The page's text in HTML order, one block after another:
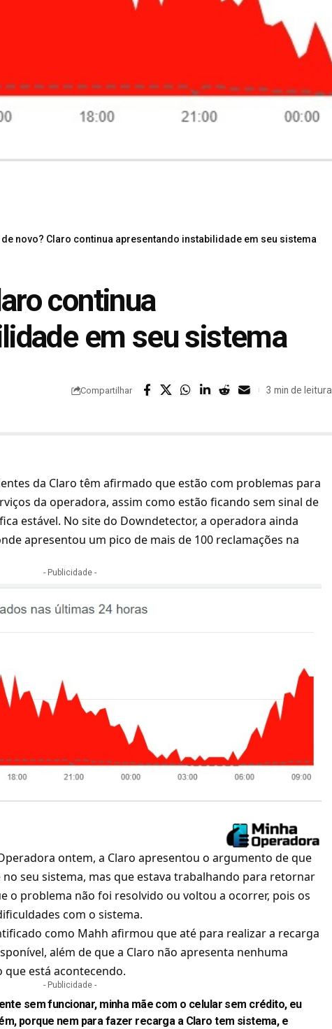
novo? Claro continua apresentando instabilidade em seu sistema
continua
em seu sistema
Compartilhar 3 min de leitura
da Claro têm afirmado que estão com problemas para
da operadora, assim como estão ficando sem sinal de
estável. No site do Downdetector, a operadora ainda
apresentou um pico de mais de 100 reclamações na
- Publicidade -
ontem, a Claro apresentou o argumento de que
seu sistema, mas que estava trabalhando para retornar
o problema não foi resolvido ou voltou a ocorrer, pois os
com o sistema.
como Mahh afirmou que até para realizar a recarga
além de que a Claro não apresenta nenhuma
que está acontecendo.
- Publicidade -
sem funcionar, minha mãe com o celular sem crédito, eu
porque nem para fazer recarga a Claro tem sistema, e